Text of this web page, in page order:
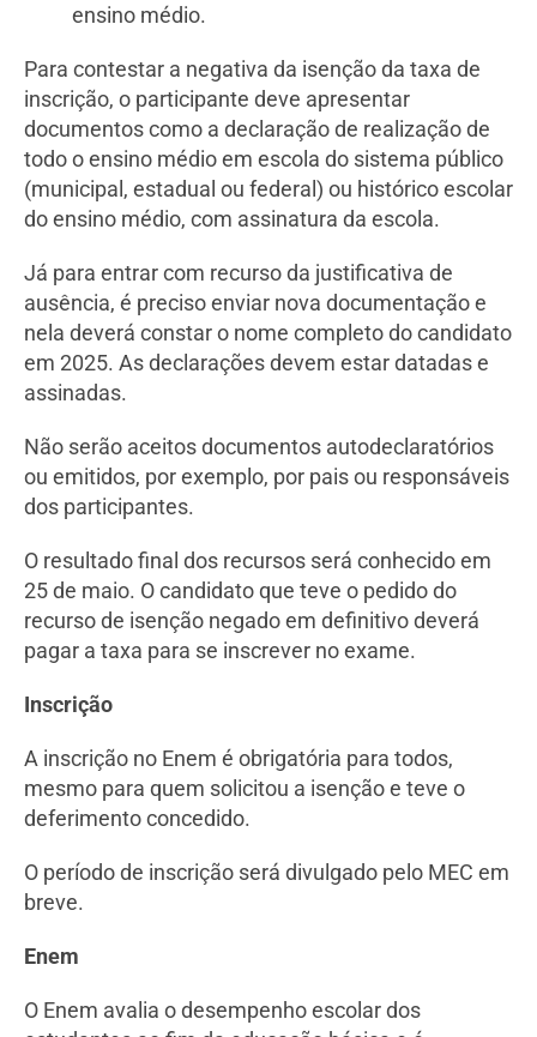
ensino médio.
Para contestar a negativa da isenção da taxa de
inscrição, o participante deve apresentar
documentos como a declaração de realização de
todo o ensino médio em escola do sistema público
(municipal, estadual ou federal) ou histórico escolar
do ensino médio, com assinatura da escola.
Já para entrar com recurso da justificativa de
ausência, é preciso enviar nova documentação e
nela deverá constar o nome completo do candidato
em 2025. As declarações devem estar datadas e
assinadas.
Não serão aceitos documentos autodeclaratórios
ou emitidos, por exemplo, por pais ou responsáveis
dos participantes.
O resultado final dos recursos será conhecido em
25 de maio. O candidato que teve o pedido do
recurso de isenção negado em definitivo deverá
pagar a taxa para se inscrever no exame.
Inscrição
A inscrição no Enem é obrigatória para todos,
mesmo para quem solicitou a isenção e teve o
deferimento concedido.
O período de inscrição será divulgado pelo MEC em
breve.
Enem
O Enem avalia o desempenho escolar dos